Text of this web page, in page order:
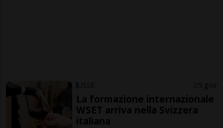
USSE 5 gior
La formazione internazionale
WSET arriva nella Svizzera
italiana